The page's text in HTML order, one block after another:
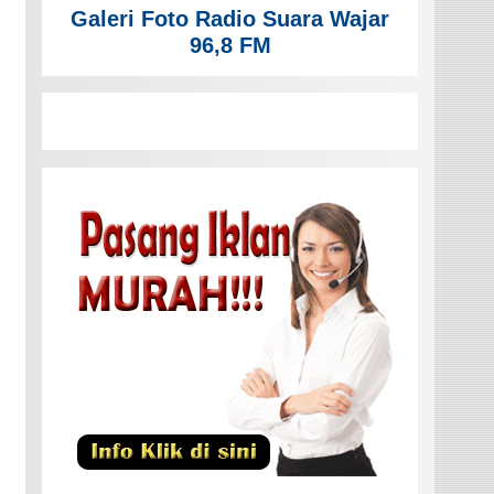
Galeri Foto Radio Suara Wajar
96,8 FM